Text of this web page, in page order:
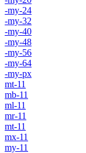
-my-24
-my-32
-my-40
-my-48
-my-56
-my-64
-my-px
mt-11
mb-11
ml-11
mr-11
mt-11
mx-11
my-11